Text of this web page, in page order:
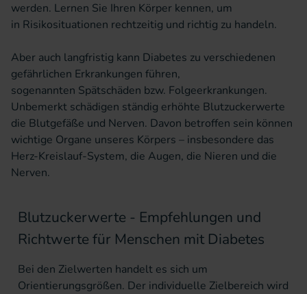
werden. Lernen Sie Ihren Körper kennen, um
in Risikosituationen rechtzeitig und richtig zu handeln.
Aber auch langfristig kann Diabetes zu verschiedenen
gefährlichen Erkrankungen führen,
sogenannten Spätschäden bzw. Folgeerkrankungen.
Unbemerkt schädigen ständig erhöhte Blutzuckerwerte
die Blutgefäße und Nerven. Davon betroffen sein können
wichtige Organe unseres Körpers – insbesondere das
Herz-Kreislauf-System, die Augen, die Nieren und die
Nerven.
Blutzuckerwerte - Empfehlungen und
Richtwerte für Menschen mit Diabetes
Bei den Zielwerten handelt es sich um
Orientierungsgrößen. Der individuelle Zielbereich wird